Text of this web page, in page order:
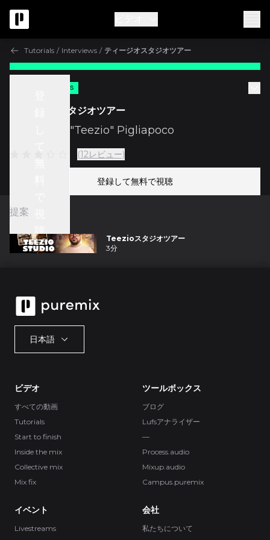
Tutorials / Interviews / ティージオスタジオツアー
聴
Tutorials
ティージオスタジオツアー
Patrizio "Teezio" Pigliapoco
(12レビュー)
登録して無料で視聴
提案
Teezioスタジオツアー
3分
日本語
ビデオ
すべての動画
Tutorials
Start to finish
Inside the mix
Collective mix
Mix fix
ツールボックス
ブログ
Lufsアナライザー
—
Process.audio
Mixup.audio
Campus.puremix
イベント
Livestreams
会社
私たちについて